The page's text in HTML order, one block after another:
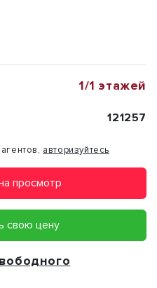
1/1 этажей
121257
авторизуйтесь
просмотр
свою цену